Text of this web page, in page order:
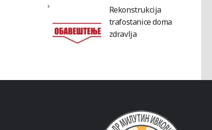
Rekonstrukcija
trafostanice doma
zdravlja